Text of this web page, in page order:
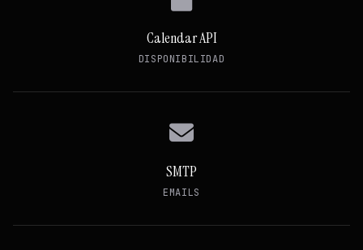
Calendar API
DISPONIBILIDAD
SMTP
EMAILS